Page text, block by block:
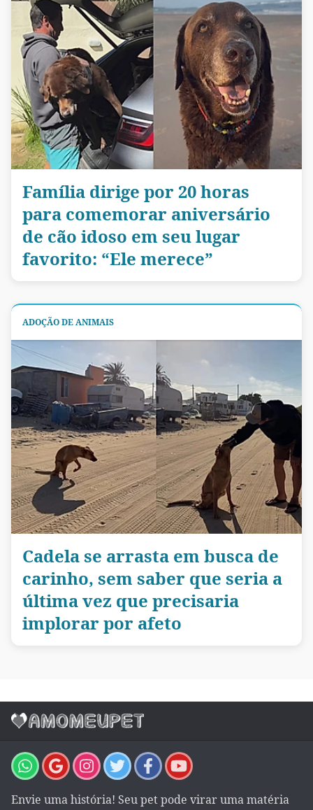
Família dirige por 20 horas
para comemorar aniversário
de cão idoso em seu lugar
favorito: “Ele merece”
ADOÇÃO DE ANIMAIS
Cadela se arrasta em busca de
carinho, sem saber que seria a
última vez que precisaria
implorar por afeto
Envie uma história! Seu pet pode virar uma matéria